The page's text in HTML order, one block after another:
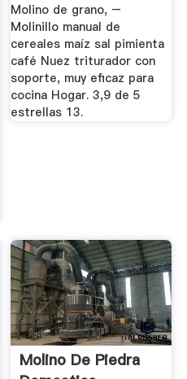
Molino de grano, –
Molinillo manual de
cereales maíz sal pimienta
café Nuez triturador con
soporte, muy eficaz para
cocina Hogar. 3,9 de 5
estrellas 13.
Molino De Piedra